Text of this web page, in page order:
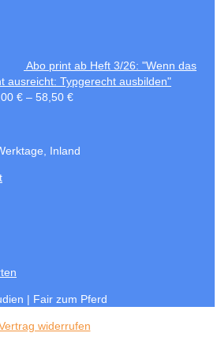
Abo print ab Heft 3/26: "Wenn das
ausreicht: Typgerecht ausbilden"
€ – 58,50 €
Inland
| Fair zum Pferd
widerrufen